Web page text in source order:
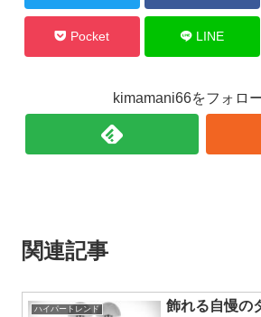
Pocket LINE
kimamani66をフォロ
関連記事
ハイパートレンド 飾れる自慢の